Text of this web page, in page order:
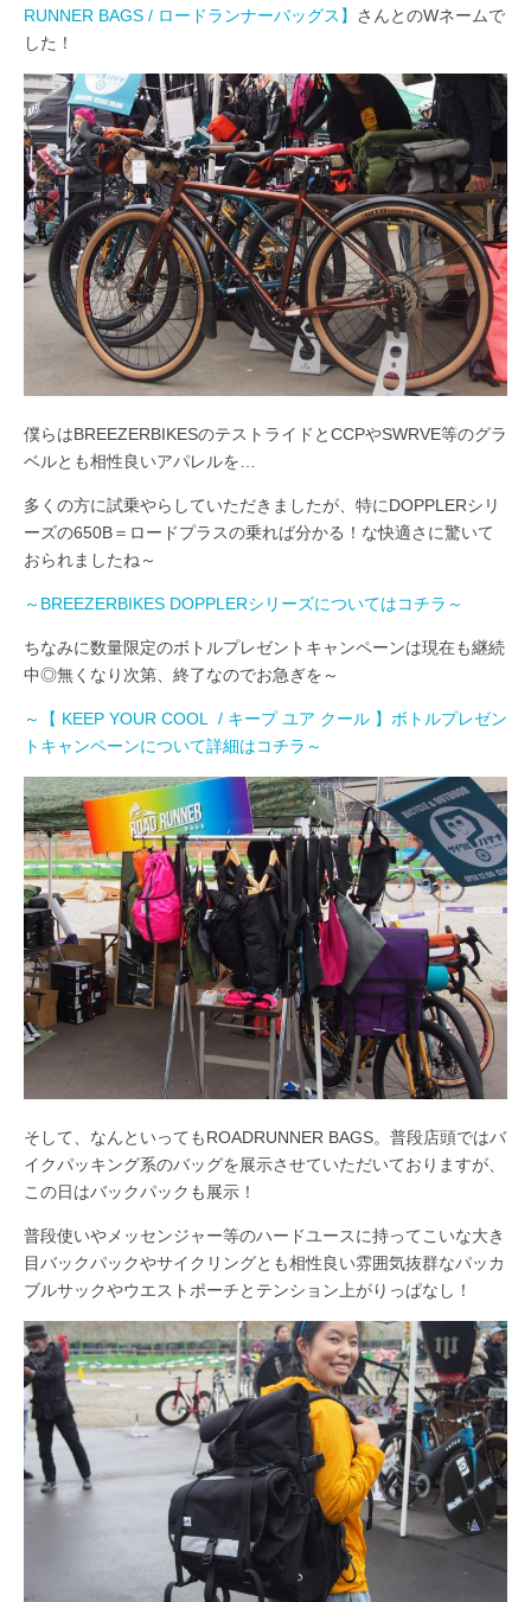
RUNNER BAGS / ロードランナーバッグス】
さんとのWネームで
した！
僕らはBREEZERBIKESのテストライドとCCPやSWRVE等のグラ
ベルとも相性良いアパレルを…
多くの方に試乗やらしていただきましたが、特にDOPPLERシリ
ーズの650B＝ロードプラスの乗れば分かる！な快適さに驚いて
おられましたね～
～BREEZERBIKES DOPPLERシリーズについてはコチラ～
ちなみに数量限定のボトルプレゼントキャンペーンは現在も継続
中◎無くなり次第、終了なのでお急ぎを～
～【 KEEP YOUR COOL / キープ ユア クール 】ボトルプレゼン
トキャンペーンについて詳細はコチラ～
そして、なんといってもROADRUNNER BAGS。普段店頭ではバ
イクパッキング系のバッグを展示させていただいておりますが、
この日はバックパックも展示！
普段使いやメッセンジャー等のハードユースに持ってこいな大き
目バックパックやサイクリングとも相性良い雰囲気抜群なパッカ
ブルサックやウエストポーチとテンション上がりっぱなし！